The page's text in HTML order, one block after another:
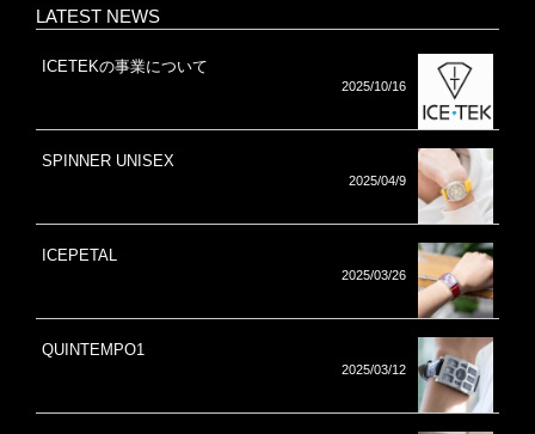
LATEST NEWS
ICETEKの事業について
2025/10/16
SPINNER UNISEX
2025/04/9
ICEPETAL
2025/03/26
QUINTEMPO1
2025/03/12